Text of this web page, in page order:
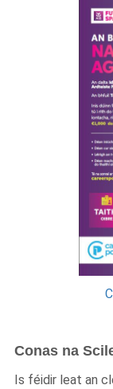
Conas na
Is féidir leat an